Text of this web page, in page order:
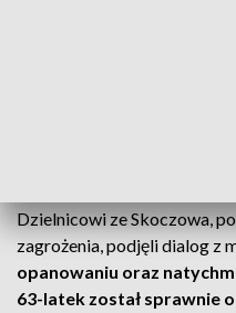
Dzielnicowi ze Skoczowa,
zagrożenia, podjęli dialog z
opanowaniu oraz
63-latek został sprawnie